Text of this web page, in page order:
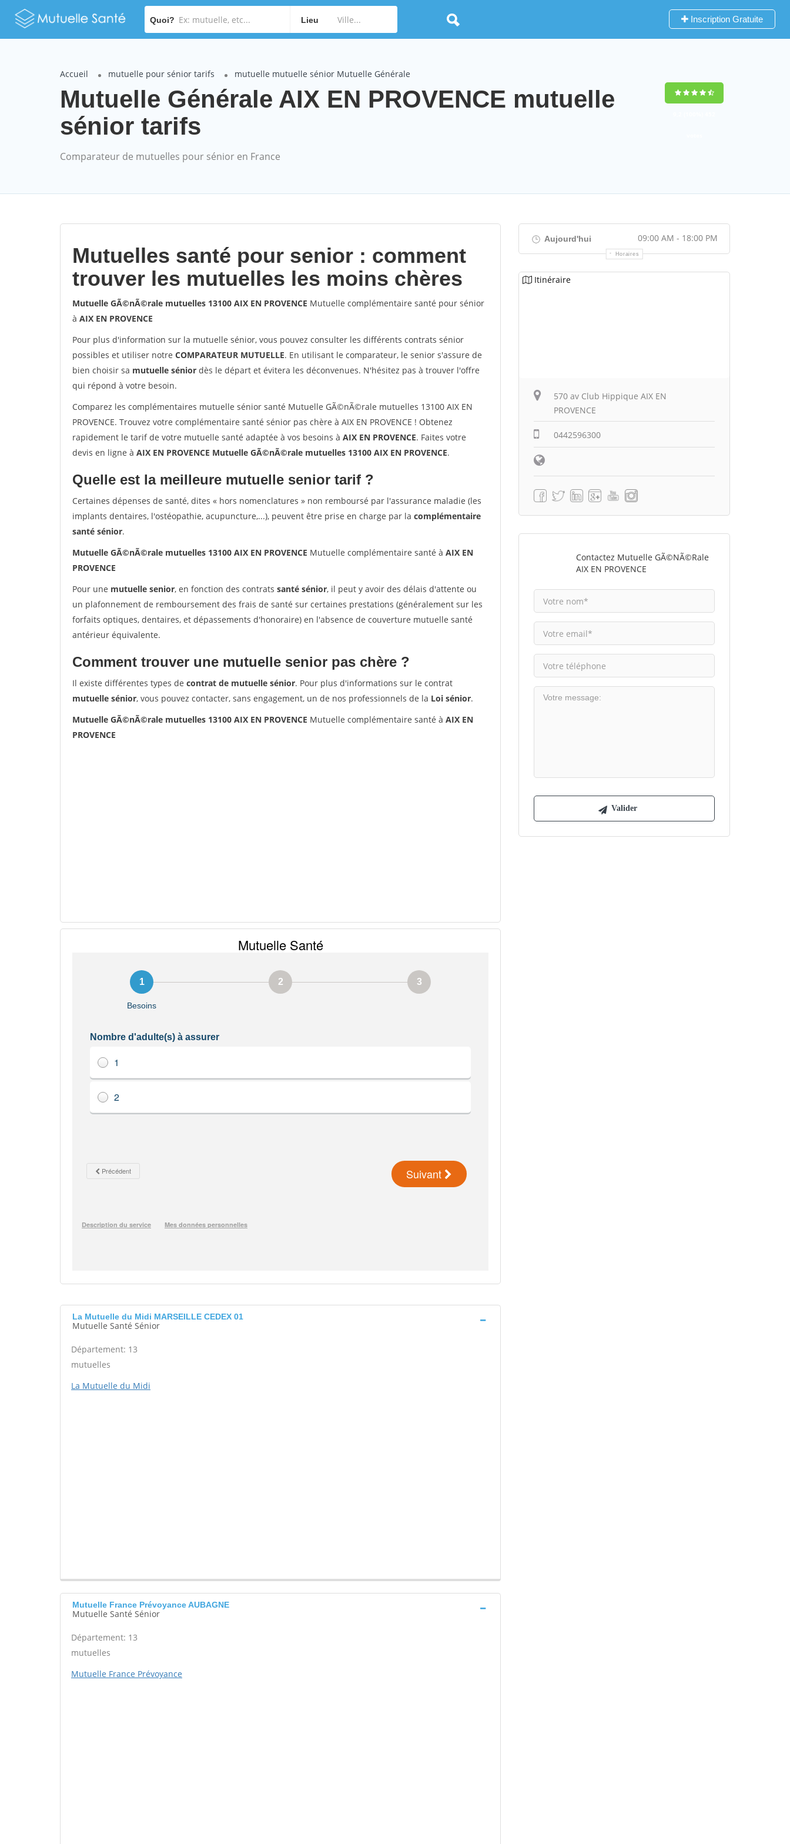
Quoi? Lieu Inscription Gratuite
Accueil mutuelle pour sénior tarifs mutuelle mutuelle sénior Mutuelle Générale
Mutuelle Générale AIX EN PROVENCE mutuelle
sénior tarifs
Comparateur de mutuelles pour sénior en France
Mutuelles santé pour senior : comment
trouver les mutuelles les moins chères
Mutuelle GÃ©nÃ©rale mutuelles 13100 AIX EN PROVENCE Mutuelle complémentaire santé pour sénior
à AIX EN PROVENCE
Pour plus d'information sur la mutuelle sénior, vous pouvez consulter les différents contrats sénior
possibles et utiliser notre COMPARATEUR MUTUELLE. En utilisant le comparateur, le senior s'assure de
bien choisir sa mutuelle sénior dès le départ et évitera les déconvenues. N'hésitez pas à trouver l'offre
qui répond à votre besoin.
Comparez les complémentaires mutuelle sénior santé Mutuelle GÃ©nÃ©rale mutuelles 13100 AIX EN
PROVENCE. Trouvez votre complémentaire santé sénior pas chère à AIX EN PROVENCE ! Obtenez
rapidement le tarif de votre mutuelle santé adaptée à vos besoins à AIX EN PROVENCE. Faites votre
devis en ligne à AIX EN PROVENCE Mutuelle GÃ©nÃ©rale mutuelles 13100 AIX EN PROVENCE.
Quelle est la meilleure mutuelle senior tarif ?
Certaines dépenses de santé, dites « hors nomenclatures » non remboursé par l'assurance maladie (les
implants dentaires, l'ostéopathie, acupuncture,...), peuvent être prise en charge par la complémentaire
santé sénior.
Mutuelle GÃ©nÃ©rale mutuelles 13100 AIX EN PROVENCE Mutuelle complémentaire santé à AIX EN
PROVENCE
Pour une mutuelle senior, en fonction des contrats santé sénior, il peut y avoir des délais d'attente ou
un plafonnement de remboursement des frais de santé sur certaines prestations (généralement sur les
forfaits optiques, dentaires, et dépassements d'honoraire) en l'absence de couverture mutuelle santé
antérieur équivalente.
Comment trouver une mutuelle senior pas chère ?
Il existe différentes types de contrat de mutuelle sénior. Pour plus d'informations sur le contrat
mutuelle sénior, vous pouvez contacter, sans engagement, un de nos professionnels de la Loi sénior.
Mutuelle GÃ©nÃ©rale mutuelles 13100 AIX EN PROVENCE Mutuelle complémentaire santé à AIX EN
PROVENCE
La Mutuelle du Midi MARSEILLE CEDEX 01
Mutuelle Santé Sénior
Département: 13
mutuelles
La Mutuelle du Midi
Mutuelle France Prévoyance AUBAGNE
Mutuelle Santé Sénior
Département: 13
mutuelles
Mutuelle France Prévoyance
Aujourd'hui 09:00 AM - 18:00 PM
Horaires
Itinéraire
570 av Club Hippique AIX EN
PROVENCE
0442596300
Contactez Mutuelle GÃ©nÃ©rale
AIX EN PROVENCE